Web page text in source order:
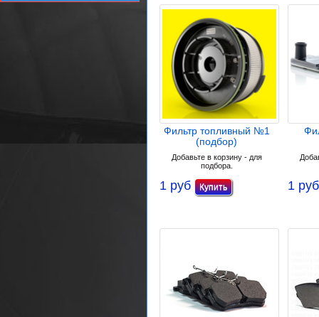
Фильтр топливный №1
(подбор)
Добавьте в корзину - для
подбора.
1 руб 1 руб